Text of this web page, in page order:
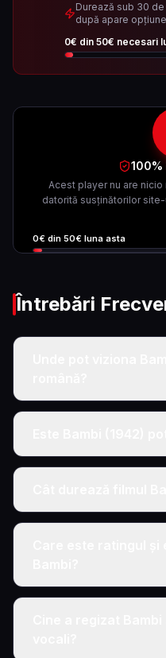
Durează sub 30
după apare
0€ din 50€ necesari
100%
Acest player nu are
datorită susținătorilor site-
0€ din 50€ luna asta
Întrebări